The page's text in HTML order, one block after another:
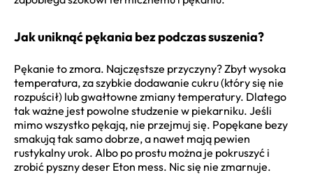
Jak uniknąć pękania bez podczas suszenia?
Pękanie to zmora. Najczęstsze przyczyny? Zbyt wysoka
temperatura, za szybkie dodawanie cukru (który się nie
rozpuścił) lub gwałtowne zmiany temperatury. Dlatego
tak ważne jest powolne studzenie w piekarniku. Jeśli
mimo wszystko pękają, nie przejmuj się. Popękane bezy
smakują tak samo dobrze, a nawet mają pewien
rustykalny urok. Albo po prostu można je pokruszyć i
zrobić pyszny deser Eton mess. Nic się nie zmarnuje.